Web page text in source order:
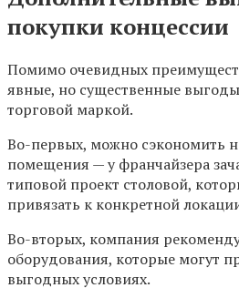
покупки концессии
Помимо очевидных
явные, но существенные выгоды
торговой маркой.
Во-первых, можно сэкономить
помещения — у франчайзера
типовой проект столовой,
привязать к конкретной
Во-вторых, компания
оборудования, которые могут
выгодных условиях.